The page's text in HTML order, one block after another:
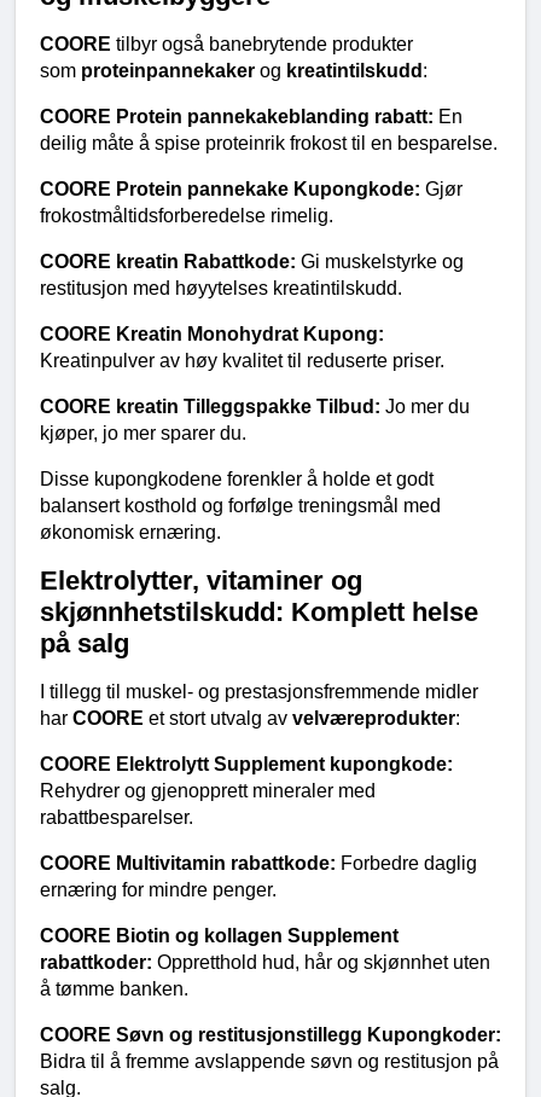
COORE tilbyr også banebrytende produkter
som proteinpannekaker og kreatintilskudd :
COORE Protein pannekakeblanding rabatt: En
deilig måte å spise proteinrik frokost til en besparelse.
COORE Protein pannekake Kupongkode: Gjør
frokostmåltidsforberedelse rimelig.
COORE kreatin Rabattkode: Gi muskelstyrke og
restitusjon med høyytelses kreatintilskudd.
COORE Kreatin Monohydrat Kupong:
Kreatinpulver av høy kvalitet til reduserte priser.
COORE kreatin Tilleggspakke Tilbud: Jo mer du
kjøper, jo mer sparer du.
Disse kupongkodene forenkler å holde et godt
balansert kosthold og forfølge treningsmål med
økonomisk ernæring.
Elektrolytter, vitaminer og
skjønnhetstilskudd: Komplett helse
på salg
I tillegg til muskel- og prestasjonsfremmende midler
har COORE et stort utvalg av velværeprodukter:
COORE Elektrolytt Supplement kupongkode:
Rehydrer og gjenopprett mineraler med
rabattbesparelser.
COORE Multivitamin rabattkode: Forbedre daglig
ernæring for mindre penger.
COORE Biotin og kollagen Supplement
rabattkoder: Oppretthold hud, hår og skjønnhet uten
å tømme banken.
COORE Søvn og restitusjonstillegg Kupongkoder:
Bidra til å fremme avslappende søvn og restitusjon på
salg.